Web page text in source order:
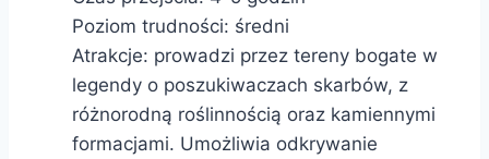
Poziom trudności: średni
Atrakcje: prowadzi przez tereny bogate w
legendy o poszukiwaczach skarbów, z
różnorodną roślinnością oraz kamiennymi
formacjami. Umożliwia odkrywanie